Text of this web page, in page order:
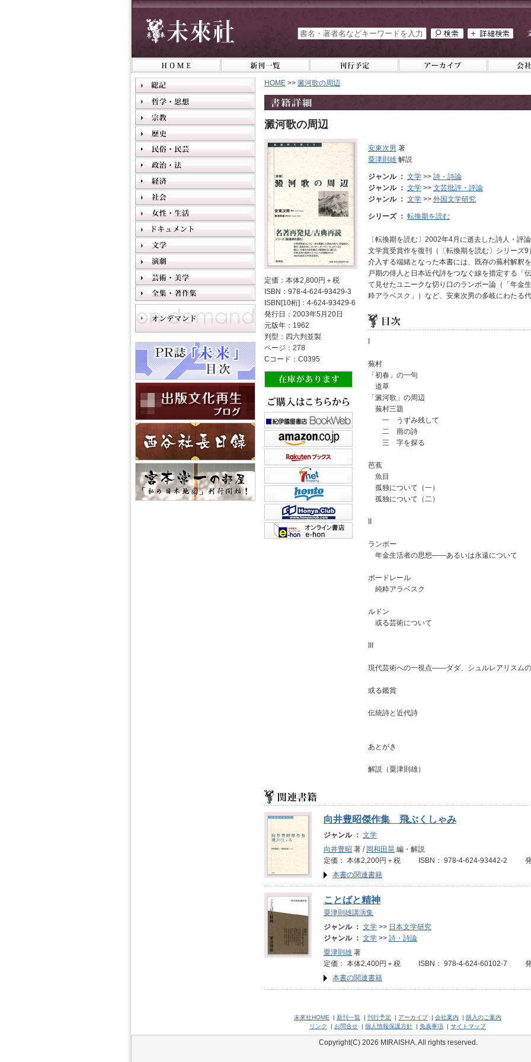
HOME >> 澱河歌の周辺
澱河歌の周辺
定価：本体2,800円＋税
ISBN：978-4-624-93429-3
ISBN[10桁]：4-624-93429-6
発行日：2003年5月20日
元版年：1962
判型：四六判並製
ページ：278
Cコード：C0395
安東次男 著
粟津則雄 解説
ジャンル ： 文学 >> 詩・詩論
ジャンル ： 文学 >> 文芸批評・評論
ジャンル ： 文学 >> 外国文学研究
シリーズ ： 転換期を読む
〔転換期を読む〕2002年4月に逝去した詩人・評
文学賞受賞作を復刊（〔転換期を読む〕シリーズ
介入する端緒となった本書には、既存の蕪村解釈
戸期の俳人と日本近代詩をつなぐ線を措定する「
て見せたユニークな切り口のランボー論（「年金
粋アラベスク」）など、安東次男の多岐にわたる
蕪村
「初春」の一句
道草
「澱河歌」の周辺
蕪村三題
一 うずみ残して
二 雨の詩
三 字を探る
芭蕉
魚目
孤独について（一）
孤独について（二）
ランボー
年金生活者の思想――あるいは永遠について
ボードレール
純粋アラベスク
ルドン
或る芸術について
現代芸術への一視点――ダダ、シュルレアリスム
或る鑑賞
伝統詩と近代詩
あとがき
解説（粟津則雄）
向井豊昭傑作集 飛ぶくしゃみ
ジャンル ： 文学
向井豊昭 著 / 岡和田晃 編・解説
定価： 本体2,200円＋税 ISBN： 978-4-624-93442-2 発
本書の関連書籍
ことばと精神
粟津則雄講演集
ジャンル ： 文学 >> 日本文学研究
ジャンル ： 文学 >> 詩・詩論
粟津則雄 著
定価： 本体2,400円＋税 ISBN： 978-4-624-60102-7 発
本書の関連書籍
未來社HOME | 新刊一覧 | 刊行予定 | アーカイブ | 会社案内 | 購入のご案内
リンク
| お問合せ | 個人情報保護方針 | 免責事項 | サイトマップ
Copyright(C) 2026 MIRAISHA. All rights reserved.